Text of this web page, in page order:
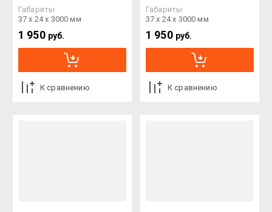
Габариты
37 х 24 х 3000 мм
1 950 руб.
К сравнению
Габариты
37 х 24 х 3000 мм
1 950 руб.
К сравнению